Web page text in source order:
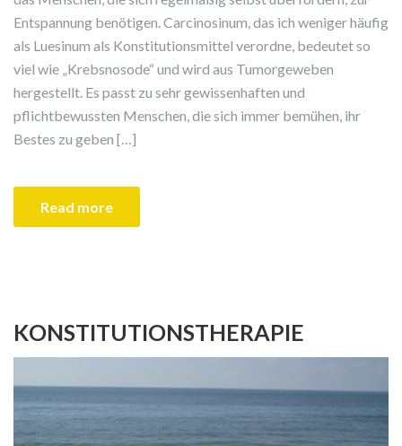
Entspannung benötigen. Carcinosinum, das ich weniger häufig
als Luesinum als Konstitutionsmittel verordne, bedeutet so
viel wie „Krebsnosode“ und wird aus Tumorgeweben
hergestellt. Es passt zu sehr gewissenhaften und
pflichtbewussten Menschen, die sich immer bemühen, ihr
Bestes zu geben […]
Read more
KONSTITUTIONSTHERAPIE